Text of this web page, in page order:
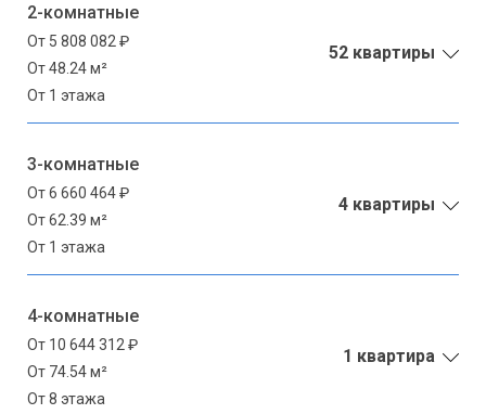
2-комнатные
От 5 808 082 ₽
От 48.24 м²
От 1 этажа
52 квартиры
3-комнатные
От 6 660 464 ₽
От 62.39 м²
От 1 этажа
4 квартиры
4-комнатные
От 10 644 312 ₽
От 74.54 м²
От 8 этажа
1 квартира